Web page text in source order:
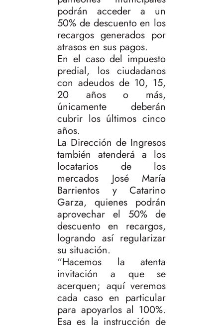
podrán acceder a un
50% de descuento en los
recargos generados por
atrasos en sus pagos.
En el caso del impuesto
predial, los ciudadanos
con adeudos de 10, 15,
20 años o más,
únicamente deberán
cubrir los últimos cinco
años.
La Dirección de Ingresos
también atenderá a los
locatarios de los
mercados José María
Barrientos y Catarino
Garza, quienes podrán
aprovechar el 50% de
descuento en recargos,
logrando así regularizar
su situación.
“Hacemos la atenta
invitación a que se
acerquen; aquí veremos
cada caso en particular
para apoyarlos al 100%.
Esa es la instrucción de